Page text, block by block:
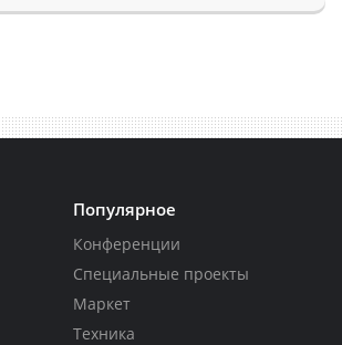
Популярное
Конференции
Специальные проекты
Маркет
Техника